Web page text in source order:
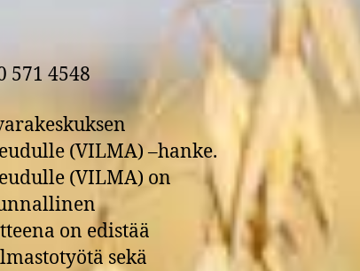
571 4548
(VILMA) –hanke.
(VILMA) on
on edistää
sekä